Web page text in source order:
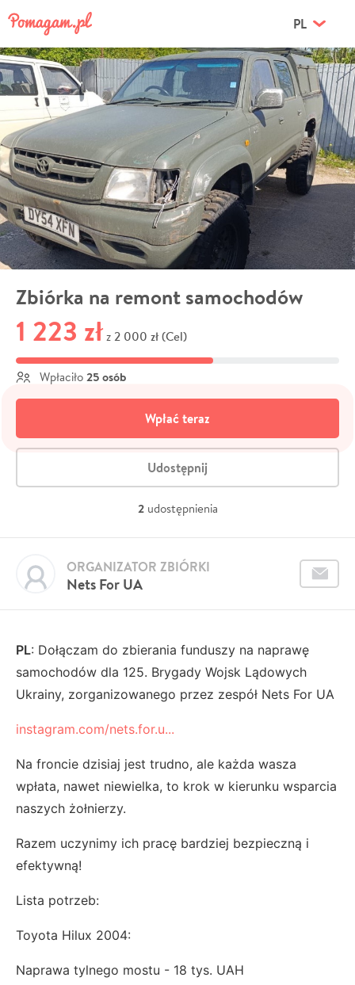
PL
Zbiórka na remont samochodów
1 223 zł z 2 000 zł (Cel)
Wpłaciło 25 osób
Wpłać teraz
Udostępnij
2 udostępnienia
Nets For UA
ORGANIZATOR ZBIÓRKI
PL: Dołączam do zbierania funduszy na naprawę
samochodów dla 125. Brygady Wojsk Lądowych
Ukrainy, zorganizowanego przez zespół Nets For UA
instagram.com/nets.for.u...
Na froncie dzisiaj jest trudno, ale każda wasza
wpłata, nawet niewielka, to krok w kierunku wsparcia
naszych żołnierzy.
Razem uczynimy ich pracę bardziej bezpieczną i
efektywną!
Lista potrzeb:
Toyota Hilux 2004:
Naprawa tylnego mostu - 18 tys. UAH